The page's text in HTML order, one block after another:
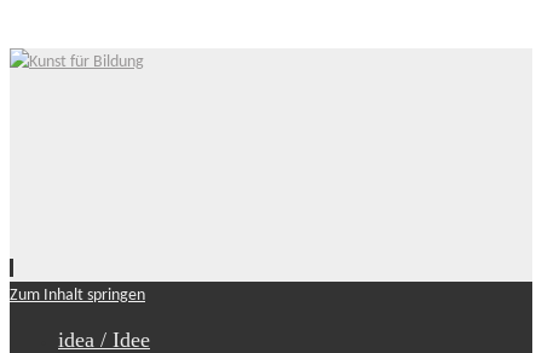
Zum Inhalt springen
idea / Idee